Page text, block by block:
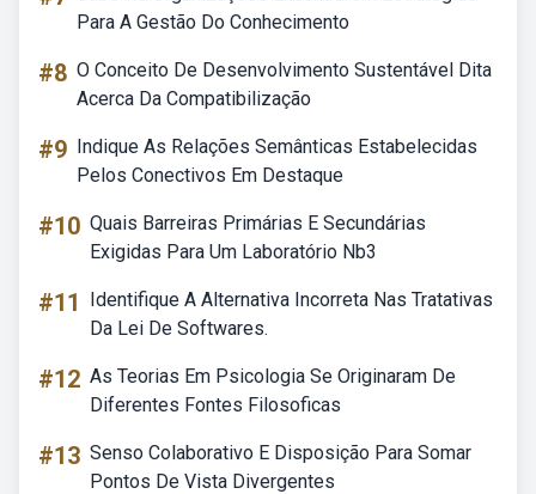
Para A Gestão Do Conhecimento
#8 O Conceito De Desenvolvimento Sustentável Dita
Acerca Da Compatibilização
#9 Indique As Relações Semânticas Estabelecidas
Pelos Conectivos Em Destaque
#10 Quais Barreiras Primárias E Secundárias
Exigidas Para Um Laboratório Nb3
#11
Identifique A Alternativa Incorreta Nas Tratativas
Da Lei De Softwares.
#12 As Teorias Em Psicologia Se Originaram De
Diferentes Fontes Filosoficas
#13 Senso Colaborativo E Disposição Para Somar
Pontos De Vista Divergentes